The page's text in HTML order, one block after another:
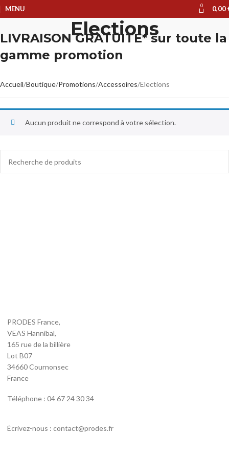
MENU 0 0,00
Elections
LIVRAISON GRATUITE* sur toute la
gamme promotion
Accueil Boutique Promotions Accessoires Elections
Aucun produit ne correspond à votre sélection.
PRODES France,
VEAS Hannibal,
165 rue de la billière
Lot B07
34660 Cournonsec
France
Téléphone : 04 67 24 30 34
Écrivez-nous : contact@prodes.fr